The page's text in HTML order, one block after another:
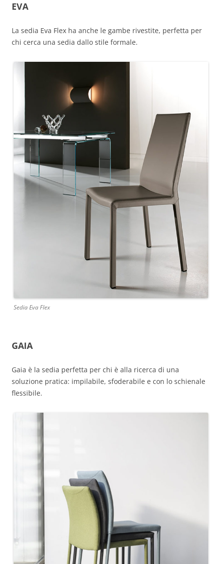
EVA
La sedia Eva Flex ha anche le gambe rivestite, perfetta per
chi cerca una sedia dallo stile formale.
Sedia Eva Flex
GAIA
Gaia è la sedia perfetta per chi è alla ricerca di una
soluzione pratica: impilabile, sfoderabile e con lo schienale
flessibile.